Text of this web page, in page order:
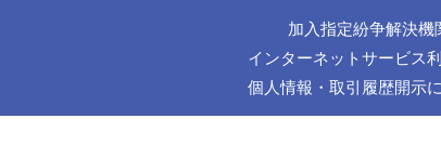
加入指定紛争解決機
インターネットサービス
個人情報・取引履歴開示